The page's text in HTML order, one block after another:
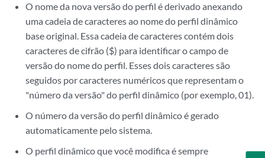
O nome da nova versão do perfil é derivado anexando
uma cadeia de caracteres ao nome do perfil dinâmico
base original. Essa cadeia de caracteres contém dois
caracteres de cifrão ($) para identificar o campo de
versão do nome do perfil. Esses dois caracteres são
seguidos por caracteres numéricos que representam o
"número da versão" do perfil dinâmico (por exemplo, 01).
O número da versão do perfil dinâmico é gerado
automaticamente pelo sistema.
O perfil dinâmico que você modifica é sempre